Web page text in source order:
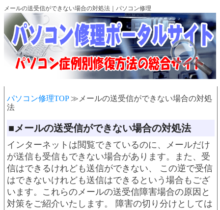
メールの送受信ができない場合の対処法｜パソコン修理
パソコン修理TOP≫メールの送受信ができない場合の対処
法
■メールの送受信ができない場合の対処法
インターネットは閲覧できているのに、メールだけ
が送信も受信もできない場合があります。また、受
信はできるけれども送信ができない、 この逆で受信
はできないけれども送信はできるという場合もござ
います。これらのメールの送受信障害場合の原因と
対策をご紹介いたします。 障害の切り分けとしては